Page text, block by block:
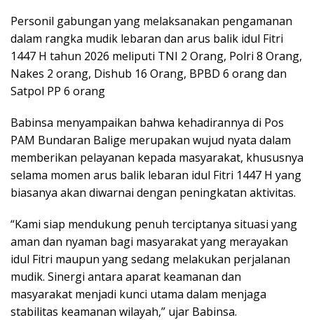
Personil gabungan yang melaksanakan pengamanan
dalam rangka mudik lebaran dan arus balik idul Fitri
1447 H tahun 2026 meliputi TNI 2 Orang, Polri 8 Orang,
Nakes 2 orang, Dishub 16 Orang, BPBD 6 orang dan
Satpol PP 6 orang
Babinsa menyampaikan bahwa kehadirannya di Pos
PAM Bundaran Balige merupakan wujud nyata dalam
memberikan pelayanan kepada masyarakat, khususnya
selama momen arus balik lebaran idul Fitri 1447 H yang
biasanya akan diwarnai dengan peningkatan aktivitas.
“Kami siap mendukung penuh terciptanya situasi yang
aman dan nyaman bagi masyarakat yang merayakan
idul Fitri maupun yang sedang melakukan perjalanan
mudik. Sinergi antara aparat keamanan dan
masyarakat menjadi kunci utama dalam menjaga
stabilitas keamanan wilayah,” ujar Babinsa.